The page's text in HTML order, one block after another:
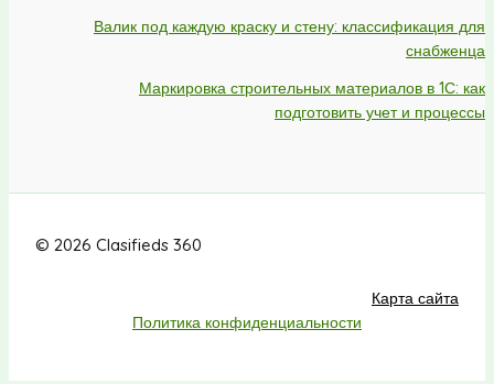
Валик под каждую краску и стену: классификация для
снабженца
Маркировка строительных материалов в 1С: как
подготовить учет и процессы
© 2026 Clasifieds 360
Карта сайта
Политика конфиденциальности